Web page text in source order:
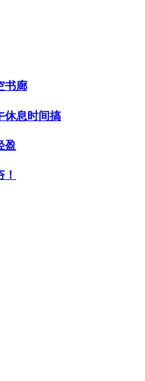
书廊
休息时间搞
盈